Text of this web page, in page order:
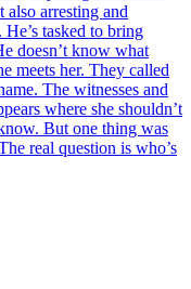
arresting and
tasked to bring
doesn’t know what
meets her. They called
The witnesses and
where she shouldn’t
But one thing was
real question is who’s